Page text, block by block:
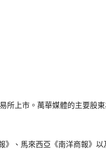
所上市。萬華媒體的主要股
》、馬來西亞《南洋商報》